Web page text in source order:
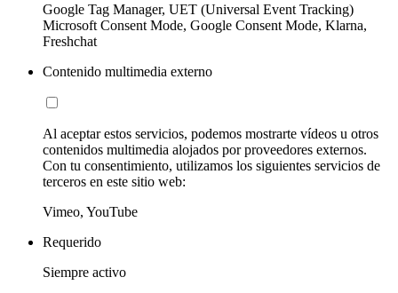
Google Tag Manager, UET (Universal Event Tracking)
Microsoft Consent Mode, Google Consent Mode, Klarna,
Freshchat
Contenido multimedia externo
Al aceptar estos servicios, podemos mostrarte vídeos u otros
contenidos multimedia alojados por proveedores externos.
Con tu consentimiento, utilizamos los siguientes servicios de
terceros en este sitio web:
Vimeo, YouTube
Requerido
Siempre activo